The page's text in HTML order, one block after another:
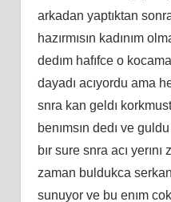
arkadan yaptıktan
hazırmısın kadınım
dedım hafıfce o
dayadı acıyordu ama
snra kan geldı
benımsın dedı ve
bır sure snra acı
zaman buldukca
sunuyor ve bu enım